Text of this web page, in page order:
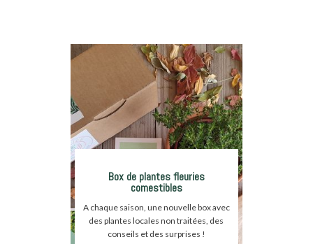
Box de plantes fleuries
comestibles
A chaque saison, une nouvelle box avec
des plantes locales non traitées, des
conseils et des surprises !